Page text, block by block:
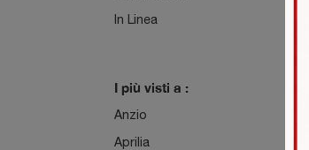
In Linea
I più visti a :
Anzio
Aprilia